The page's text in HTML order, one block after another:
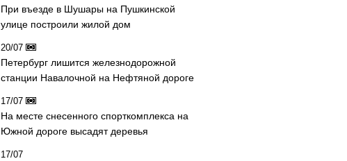
При въезде в Шушары на Пушкинской
улице построили жилой дом
20/07
Петербург лишится железнодорожной
станции Навалочной на Нефтяной дороге
17/07
На месте снесенного спорткомплекса на
Южной дороге высадят деревья
17/07